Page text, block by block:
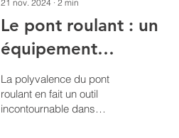
21 nov. 2024 ∙ 2 min
Le pont roulant : un
équipement
essentiel dans de
nombreuses
industries
La polyvalence du pont
roulant en fait un outil
incontournable dans